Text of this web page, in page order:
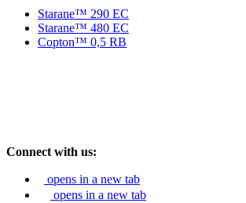
Starane™ 290 EC
Starane™ 480 EC
Copton™ 0,5 RB
Connect with us:
opens in a new tab
opens in a new tab